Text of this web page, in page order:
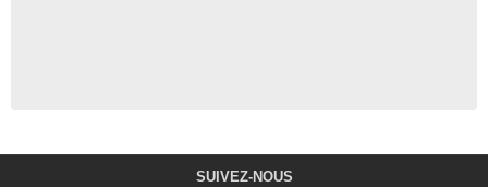
SUIVEZ-NOUS